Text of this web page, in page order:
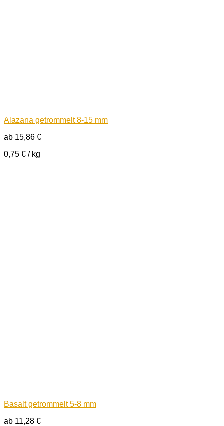
Alazana getrommelt 8-15 mm
ab 15,86 €
0,75 € / kg
Basalt getrommelt 5-8 mm
ab 11,28 €